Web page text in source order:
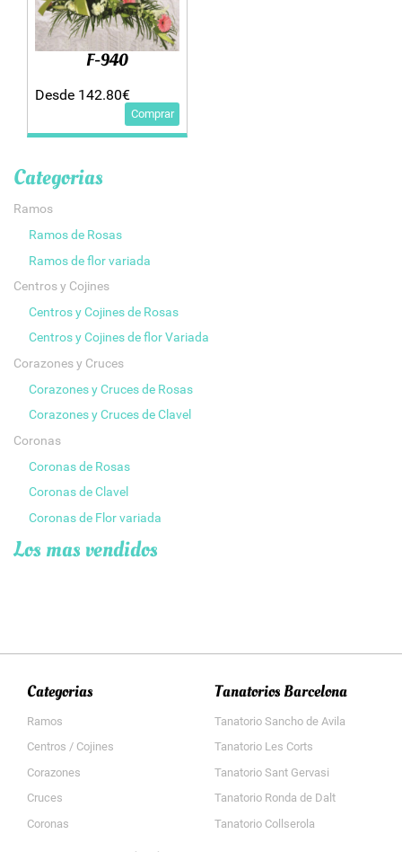
F-940
Desde 142.80€
Comprar
Categorias
Ramos
Ramos de Rosas
Ramos de flor variada
Centros y Cojines
Centros y Cojines de Rosas
Centros y Cojines de flor Variada
Corazones y Cruces
Corazones y Cruces de Rosas
Corazones y Cruces de Clavel
Coronas
Coronas de Rosas
Coronas de Clavel
Coronas de Flor variada
Los mas vendidos
Categorias
Ramos
Centros / Cojines
Corazones
Cruces
Coronas
Tanatorios Barcelona
Tanatorio Sancho de Avila
Tanatorio Les Corts
Tanatorio Sant Gervasi
Tanatorio Ronda de Dalt
Tanatorio Collserola